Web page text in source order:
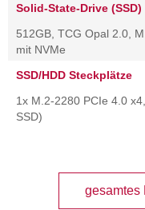
Solid-State-Drive (SSD)
512GB, TCG Opal 2.0,
mit NVMe
SSD/HDD Steckplätze
1x M.2-2280 PCIe 4.0
SSD)
gesamtes